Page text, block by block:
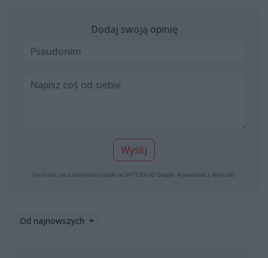
Dodaj swoją opinię
Wyślij
Formularz jest chroniony dzięki reCAPTCHA od Google: Prywatność | Warunki
Od najnowszych